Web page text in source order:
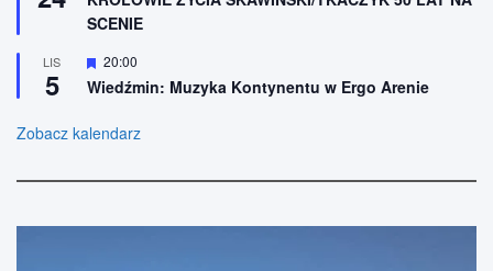
i
o
e
r
ó
n
i
o
e
SCENIE
LIS
5
W
y
r
ż
o
20:00
Wiedźmin: Muzyka Kontynentu w Ergo Arenie
Zobacz kalendarz